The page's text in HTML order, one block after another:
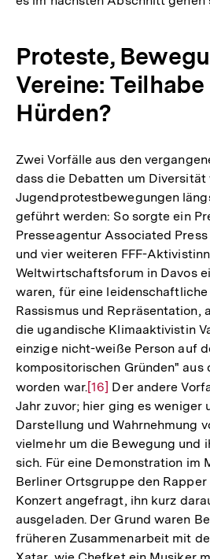
Proteste,
Vereine: Teilhabe
Hürden?
Zwei Vorfälle aus den
dass die Debatten um Diversität
Jugendprotestbewegungen
geführt werden: So sorgte ein
Presseagentur Associated
und vier weiteren FFF-
Weltwirtschaftsforum in Davos
waren, für eine leidenschaftliche
Rassismus und Repräsentation,
die ugandische Klimaaktivistin
einzige nicht-weiße Person auf
kompositorischen Gründen"
worden war.Zur
Auflösung
der
Fußnote
[16] Der andere
Jahr zuvor; hier ging es weniger
Darstellung und Wahrnehmung
vielmehr um die Bewegung und
sich. Für eine Demonstration im
Berliner Ortsgruppe den
Konzert angefragt, ihn kurz
ausgeladen. Der Grund waren
früheren Zusammenarbeit mit